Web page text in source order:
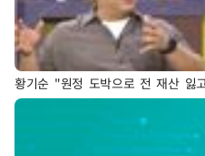
황기순 "원정 도박으로 전 재산 잃